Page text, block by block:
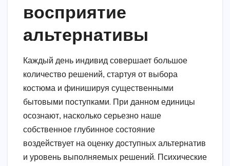
восприятие
альтернативы
Каждый день индивид совершает большое
количество решений, стартуя от выбора
костюма и финишируя существенными
бытовыми поступками. При данном единицы
осознают, насколько серьезно наше
собственное глубинное состояние
воздействует на оценку доступных альтернатив
и уровень выполняемых решений. Психические